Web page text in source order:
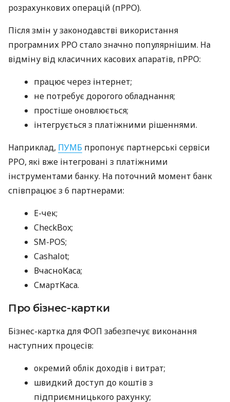
розрахункових операцій (пРРО).
Після змін у законодавстві використання
програмних РРО стало значно популярнішим. На
відміну від класичних касових апаратів, пРРО:
працює через інтернет;
не потребує дорогого обладнання;
простіше оновлюється;
інтегрується з платіжними рішеннями.
Наприклад, ПУМБ пропонує партнерські сервіси
РРО, які вже інтегровані з платіжними
інструментами банку. На поточний момент банк
співпрацює з 6 партнерами:
E-чек;
CheckBox;
SM-POS;
Cashalot;
ВчасноКаса;
СмартКаса.
Про бізнес-картки
Бізнес-картка для ФОП забезпечує виконання
наступних процесів:
окремий облік доходів і витрат;
швидкий доступ до коштів з
підприємницького рахунку;